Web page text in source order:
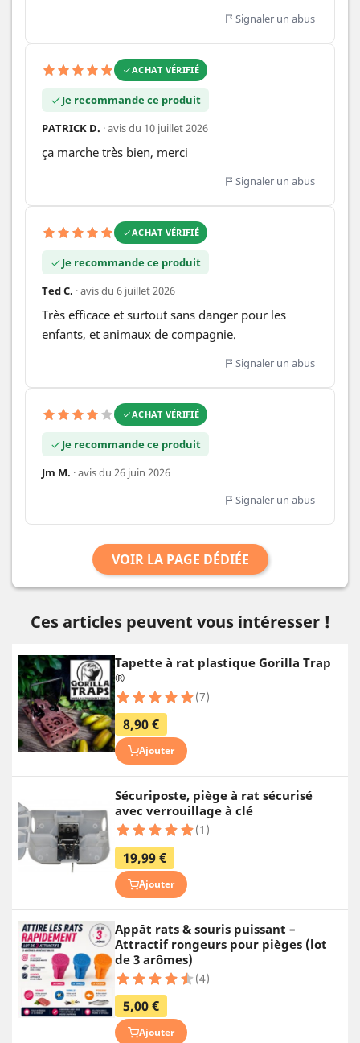
Signaler un abus
ACHAT VÉRIFIÉ
Je recommande ce produit
PATRICK D. · avis du 10 juillet 2026
ça marche très bien, merci
Signaler un abus
ACHAT VÉRIFIÉ
Je recommande ce produit
Ted C. · avis du 6 juillet 2026
Très efficace et surtout sans danger pour les
enfants, et animaux de compagnie.
Signaler un abus
ACHAT VÉRIFIÉ
Je recommande ce produit
Jm M. · avis du 26 juin 2026
Signaler un abus
VOIR LA PAGE DÉDIÉE
Ces articles peuvent vous intéresser !
Tapette à rat plastique Gorilla Trap
®
(7)
8,90 €
Ajouter
Sécuriposte, piège à rat sécurisé
avec verrouillage à clé
(1)
19,99 €
Ajouter
Appât rats & souris puissant –
Attractif rongeurs pour pièges (lot
de 3 arômes)
(4)
5,00 €
Ajouter